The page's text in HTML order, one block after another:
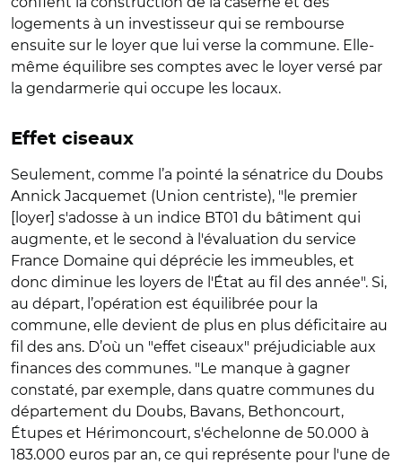
logements à un investisseur qui se rembourse
ensuite sur le loyer que lui verse la commune. Elle-
même équilibre ses comptes avec le loyer versé par
la gendarmerie qui occupe les locaux.
Effet ciseaux
Seulement, comme l’a pointé la sénatrice du Doubs
Annick Jacquemet (Union centriste), "le premier
[loyer] s'adosse à un indice BT01 du bâtiment qui
augmente, et le second à l'évaluation du service
France Domaine qui déprécie les immeubles, et
donc diminue les loyers de l'État au fil des année". Si,
au départ, l’opération est équilibrée pour la
commune, elle devient de plus en plus déficitaire au
fil des ans. D’où un "effet ciseaux" préjudiciable aux
finances des communes. "Le manque à gagner
constaté, par exemple, dans quatre communes du
département du Doubs, Bavans, Bethoncourt,
Étupes et Hérimoncourt, s'échelonne de 50.000 à
183.000 euros par an, ce qui représente pour l'une de